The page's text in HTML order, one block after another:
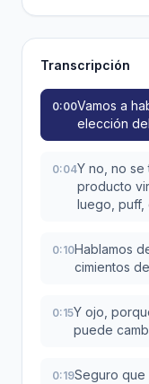
Transcripción
0:00Vamos a
elección
0:04Y no, no se
producto
luego, puff,
0:10Hablamos
cimientos
0:15Y ojo,
puede
0:19Seguro que